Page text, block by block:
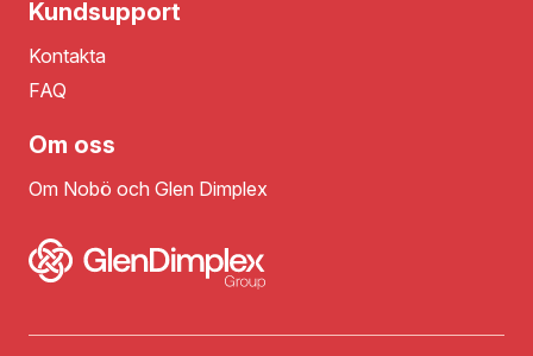
Kundsupport
Kontakta
FAQ
Om oss
Om Nobö och Glen Dimplex